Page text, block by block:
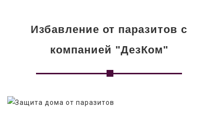
Избавление от паразитов с
компанией "ДезКом"